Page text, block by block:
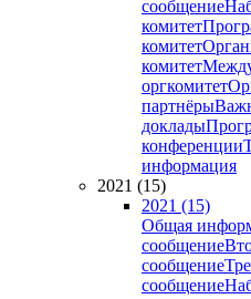
сообщение
комитет
комитет
комитет
оргкомитет
партнёры
доклады
конференции
информация
2021 (15)
2021 (15)
Общая
сообщение
сообщение
сообщение